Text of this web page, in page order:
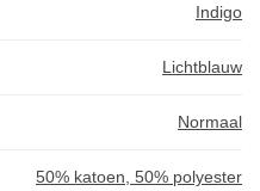
Indigo
Lichtblauw
Normaal
50% katoen, 50% polyester